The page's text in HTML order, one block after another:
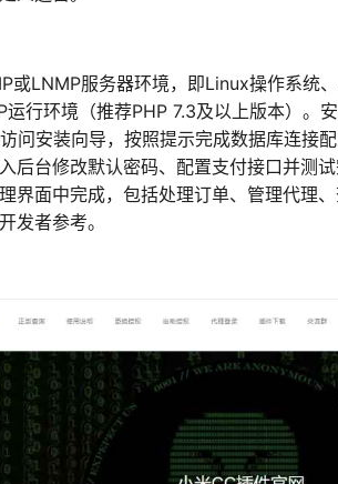
或LNMP服务器环境，即Linux操作系统
运行环境（推荐PHP 7.3及以上版本）。
问安装向导，按照提示完成数据库连接
后台修改默认密码、配置支付接口并测
界面中完成，包括处理订单、管理代理
发者参考。